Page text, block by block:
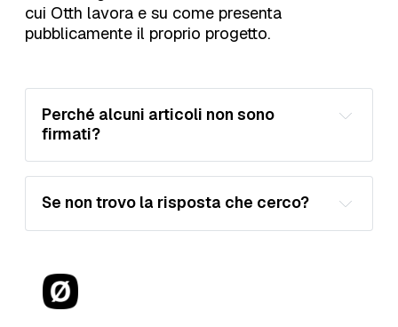
cui Otth lavora e su come presenta
pubblicamente il proprio progetto.
Perché alcuni articoli non sono
firmati?
Se non trovo la risposta che cerco?